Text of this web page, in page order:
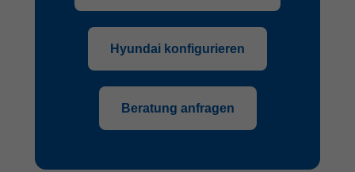
Hyundai konfigurieren
Beratung anfragen